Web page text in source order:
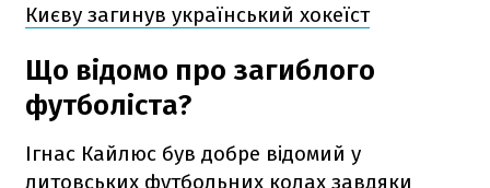
Києву загинув український хокеїст
Що відомо про загиблого
футболіста?
Ігнас Кайлюс був добре відомий у
литовських футбольних колах завдяки